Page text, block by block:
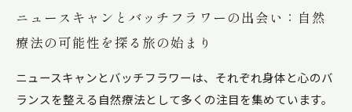
ーで心身が整うまでのストーリー
ニュースキャンとバッチフラワーの基本知識と選び
方のポイント
ニュースキャンとバッチフラワーの出会い：自然
療法の可能性を探る旅の始まり
ニュースキャンとバッチフラワーは、それぞれ身体と心のバ
ランスを整える自然療法として多くの注目を集めています。